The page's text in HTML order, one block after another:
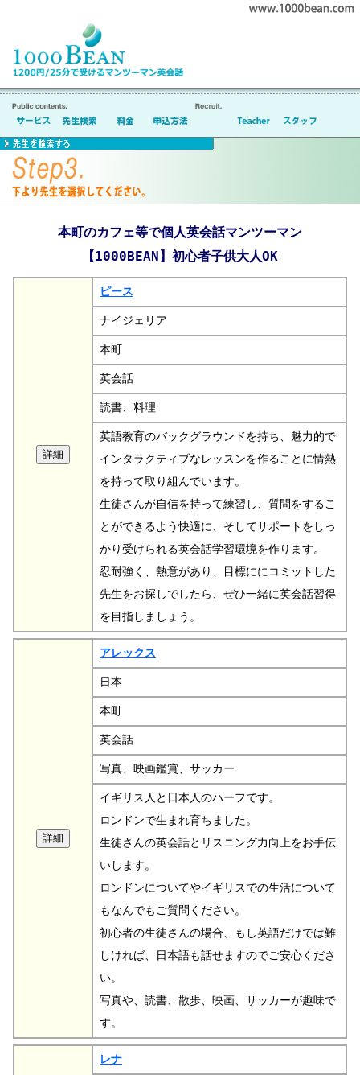
本町のカフェ等で個人英会話マンツーマン
【1000BEAN】初心者子供大人OK
ピース
ナイジェリア
本町
英会話
読書、料理
英語教育のバックグラウンドを持ち、魅力的で
インタラクティブなレッスンを作ることに情熱
を持って取り組んでいます。
生徒さんが自信を持って練習し、質問をするこ
とができるよう快適に、そしてサポートをしっ
かり受けられる英会話学習環境を作ります。
忍耐強く、熱意があり、目標ににコミットした
先生をお探しでしたら、ぜひ一緒に英会話習得
を目指しましょう。
アレックス
日本
本町
英会話
写真、映画鑑賞、サッカー
イギリス人と日本人のハーフです。
ロンドンで生まれ育ちました。
生徒さんの英会話とリスニング力向上をお手伝
いします。
ロンドンについてやイギリスでの生活について
もなんでもご質問ください。
初心者の生徒さんの場合、もし英語だけでは難
しければ、日本語も話せますのでご安心くださ
い。
写真や、読書、散歩、映画、サッカーが趣味で
す。
レナ